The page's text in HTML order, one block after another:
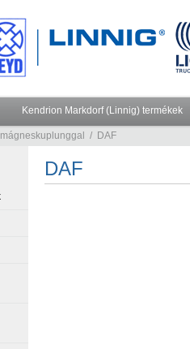
Kendrion Markdorf (Linnig) termékek
/ DAF
DAF